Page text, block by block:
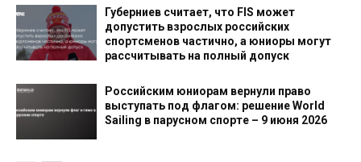
Губерниев считает, что FIS может
допустить взрослых российских
спортсменов частично, а юниоры могут
рассчитывать на полный допуск
Российским юниорам вернули право
выступать под флагом: решение World
Sailing в парусном спорте – 9 июня 2026